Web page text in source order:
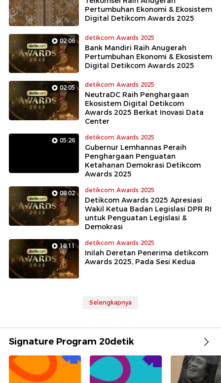
Pertumbuhan Ekonomi & Ekosistem
Digital Detikcom Awards 2025
02:06 detikcom Awards 2025
​​Bank Mandiri Raih Anugerah
Pertumbuhan Ekonomi & Ekosistem
Digital Detikcom Awards 2025
02:05 detikcom Awards 2025
NeutraDC Raih Penghargaan
Ekosistem Digital Detikcom
Awards 2025 Berkat Inovasi Data
Center
05:26 detikcom Awards 2025
Gubernur Lemhannas Peraih
Penghargaan Penguatan
Ketahanan Demokrasi Detikcom
Awards 2025
08:02 detikcom Awards 2025
Detikcom Awards 2025 Apresiasi
Wakil Ketua Badan Legislasi DPR RI
untuk Penguatan Legislasi &
Demokrasi
18:11 detikcom Awards 2025
Inilah Deretan Penerima detikcom
Awards 2025, Pada Sesi Kedua
Selengkapnya
Signature Program 20detik